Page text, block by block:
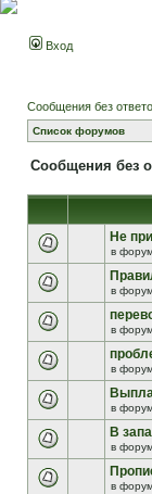
Вход
Сообщения без
Список форумов
Сообщения без
Не
в
в
в
в
в
В
в
в